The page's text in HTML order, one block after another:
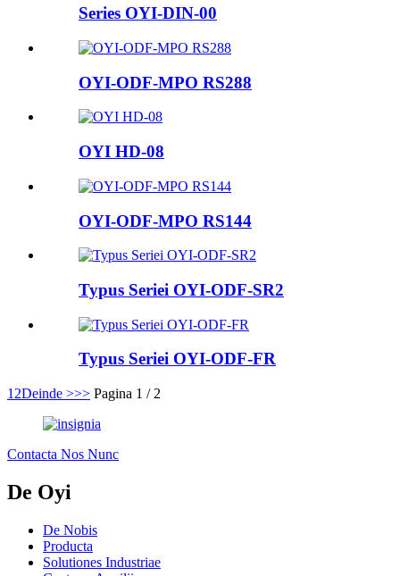
Series OYI-DIN-00
OYI-ODF-MPO RS288
OYI HD-08
OYI-ODF-MPO RS144
Typus Seriei OYI-ODF-SR2
Typus Seriei OYI-ODF-FR
1 2Deinde >>> Pagina 1 / 2
Contacta Nos Nunc
De Oyi
De Nobis
Producta
Solutiones Industriae